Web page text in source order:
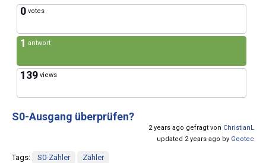
0 votes
1 antwort
139 views
S0-Ausgang überprüfen?
2 years ago gefragt von ChristianL
updated 2 years ago by Geotec
Tags: S0-Zähler
Zähler